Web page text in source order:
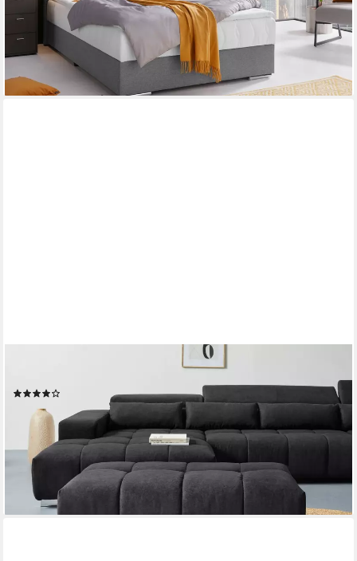
lieferbar - in 2-3 Werktagen bei dir
ab 449,99 € UVP580,00 €
lieferbar in 6 Wochen
+9